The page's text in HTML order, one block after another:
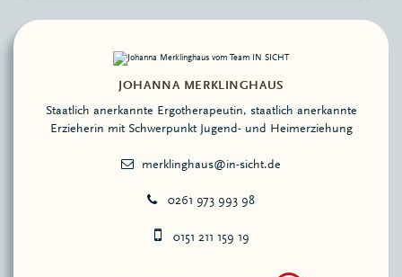
JOHANNA MERKLINGHAUS
Staatlich anerkannte Ergotherapeutin, staatlich anerkannte
Erzieherin mit Schwerpunkt Jugend- und Heimerziehung
0261 973 993 98
0151 211 159 19